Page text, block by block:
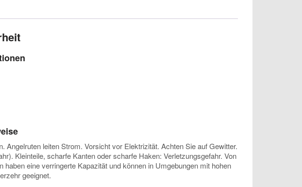
leiten Strom. Vorsicht vor Elektrizität. Achten Sie auf Gewitter.
Kleinteile, scharfe Kanten oder scharfe Haken: Verletzungsgefahr. Von
eine verringerte Kapazität und können in Umgebungen mit hohen
geeignet.